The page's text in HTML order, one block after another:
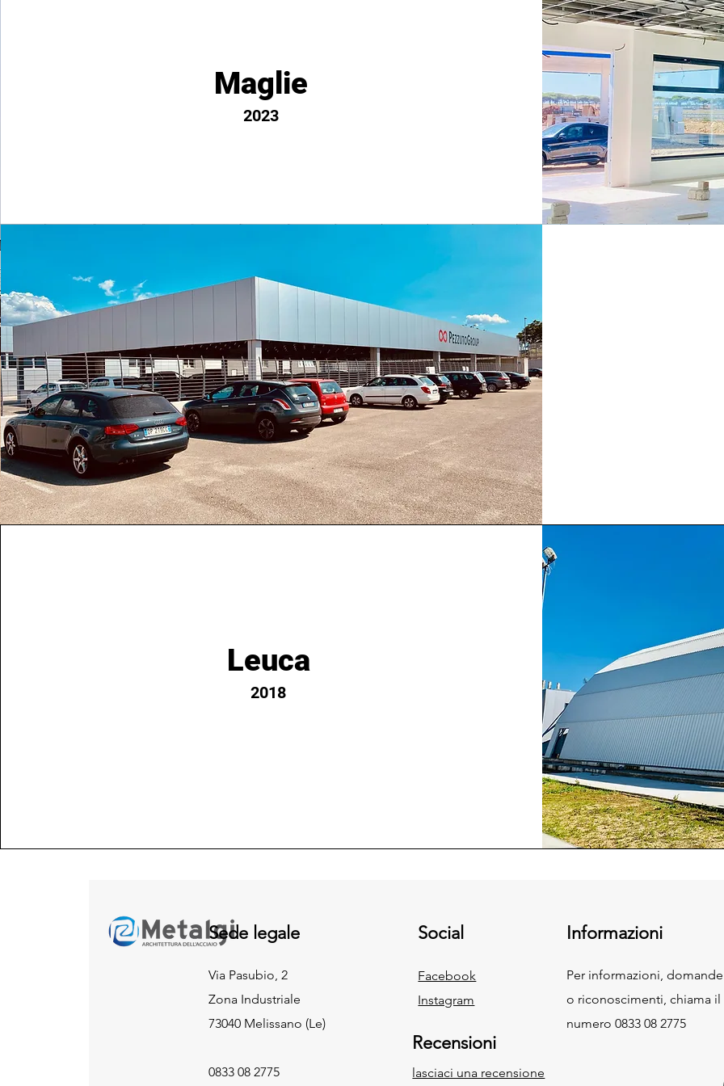
Maglie
2023
Leuca
2018
Sede legale
Via Pasubio, 2
Zona Industriale
73040 Melissano (Le)
0833 08 2775
Social
Facebook
Instagram
Recensioni
lasciaci una recensione
Informazioni
Per informazioni, domande
o riconoscimenti, chiama il
numero 0833 08 2775